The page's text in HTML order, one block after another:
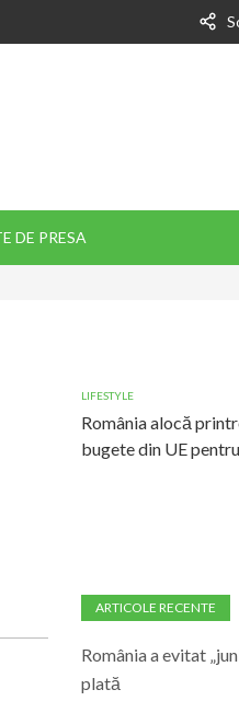
DE PRESA
LIFESTYLE
România alocă
bugete din UE
ARTICOLE RECENTE
România a evitat
plată